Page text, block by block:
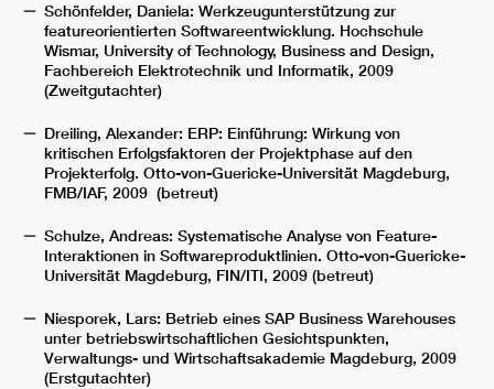
Schönfelder, Daniela: Werkzeugunterstützung zur
featureorientierten Softwareentwicklung. Hochschule
Wismar, University of Technology, Business and Design,
Fachbereich Elektrotechnik und Informatik, 2009
(Zweitgutachter)
Dreiling, Alexander: ERP: Einführung: Wirkung von
kritischen Erfolgsfaktoren der Projektphase auf den
Projekterfolg. Otto-von-Guericke-Universität Magdeburg,
FMB/IAF, 2009 (betreut)
Schulze, Andreas: Systematische Analyse von Feature-
Interaktionen in Softwareproduktlinien. Otto-von-Guericke-
Universität Magdeburg, FIN/ITI, 2009 (betreut)
Niesporek, Lars: Betrieb eines SAP Business Warehouses
unter betriebswirtschaftlichen Gesichtspunkten,
Verwaltungs- und Wirtschaftsakademie Magdeburg, 2009
(Erstgutachter)